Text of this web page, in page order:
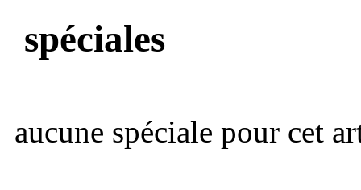
spéciales
aucune spéciale pour cet